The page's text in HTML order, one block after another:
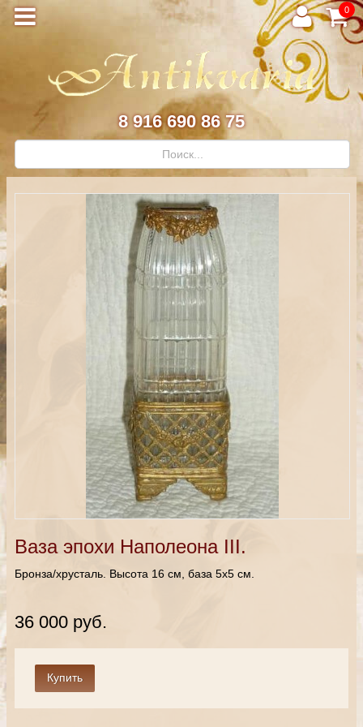
0
8 916 690 86 75
Ваза эпохи Наполеона III.
Бронза/хрусталь. Высота 16 см , база 5х5 см.
36 000 руб.